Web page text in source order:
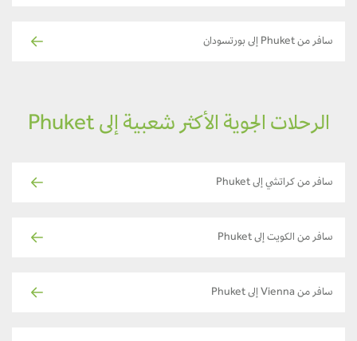
سافر من Phuket إلى بورتسودان
الرحلات الجوية الأكثر شعبية إلى Phuket
سافر من كراتشي إلى Phuket
سافر من الكويت إلى Phuket
سافر من Vienna إلى Phuket